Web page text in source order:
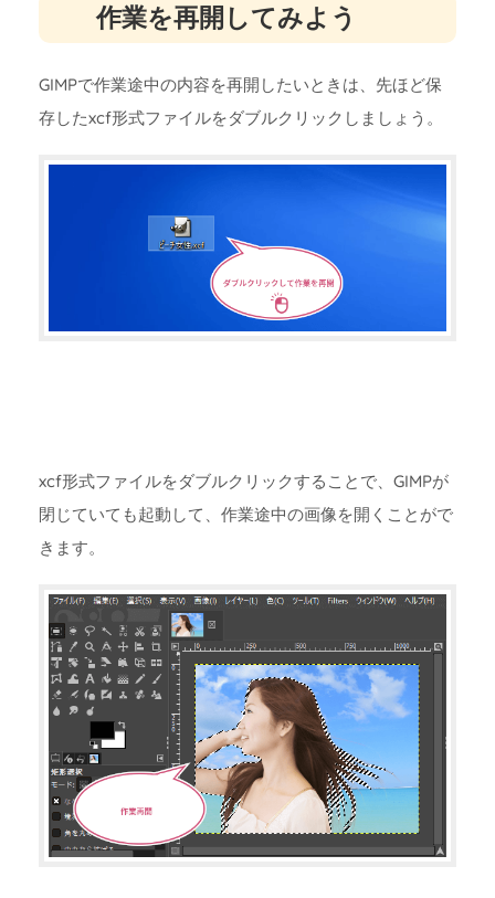
作業を再開してみよう
GIMPで作業途中の内容を再開したいときは、先ほど保
存したxcf形式ファイルをダブルクリックしましょう。
xcf形式ファイルをダブルクリックすることで、GIMPが
閉じていても起動して、作業途中の画像を開くことがで
きます。